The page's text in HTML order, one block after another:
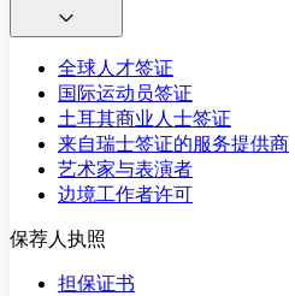
全球人才签证
国际运动员签证
土耳其商业人士签证
来自瑞士签证的服务提供商
艺术家与表演者
边境工作者许可
保荐人执照
担保证书